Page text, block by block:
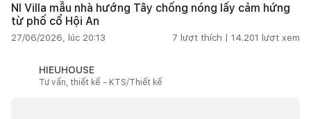
NI Villa mẫu nhà hướng Tây chống nóng lấy cảm hứng
từ phố cổ Hội An
27/06/2026, lúc 20:13 7 lượt thích | 14.201 lượt xem
HIEUHOUSE
Tư vấn, thiết kế - KTS/Thiết kế